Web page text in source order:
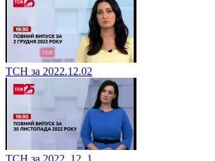
ТСН за 2022.12.02
ТСН за 2022. 12. 1